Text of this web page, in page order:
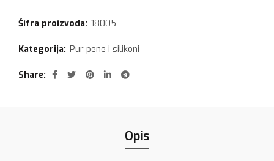
Šifra proizvoda: 18005
Kategorija: Pur pene i silikoni
Share
Opis